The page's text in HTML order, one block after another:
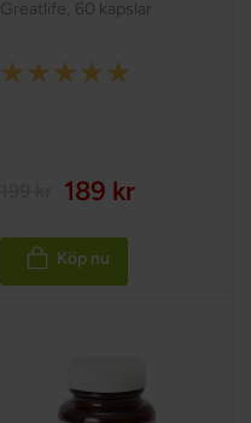
Greatlife 60 kapslar
Rating:
189 kr
Köp nu